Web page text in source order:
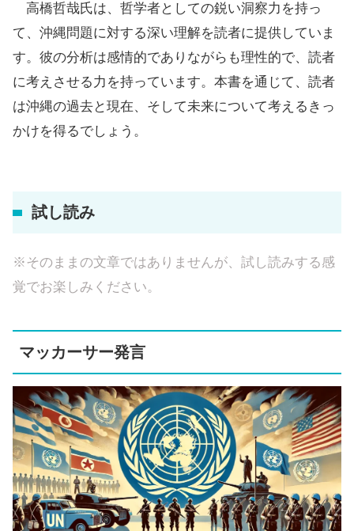
高橋哲哉氏は、哲学者としての鋭い洞察力を持っ
て、沖縄問題に対する深い理解を読者に提供していま
す。彼の分析は感情的でありながらも理性的で、読者
に考えさせる力を持っています。本書を通じて、読者
は沖縄の過去と現在、そして未来について考えるきっ
かけを得るでしょう。
試し読み
※そのままの文章ではありませんが、試し読みする感
覚でお楽しみください。
マッカーサー発言